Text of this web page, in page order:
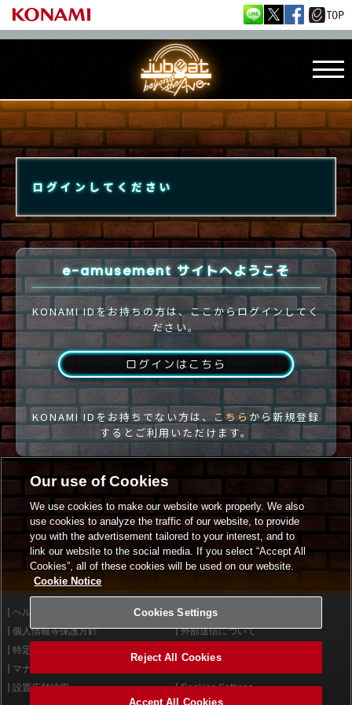
ログインしてください
e-amusement サイトへようこそ
KONAMI IDをお持ちの方は、ここからログインしてく
ださい。
ログインはこちら
KONAMI IDをお持ちでない方は、 こちらから新規登録
するとご利用いただけます。
ヘルプ
利用規約
個人情報等保護方針
外部送信について
特定商取引法に基づく表示
マナー＆ルール
設置店舗検索
Cookies Settings
Our use of Cookies
We use cookies to make our website work properly. We also
use cookies to analyze the traffic of our website, to provide
you with the advertisement tailored to your interest, and to
link our website to the social media. If you select “Accept All
Cookies”, all of these cookies will be used on our website.
Cookie Notice
Cookies Settings
Reject All Cookies
Accept All Cookies